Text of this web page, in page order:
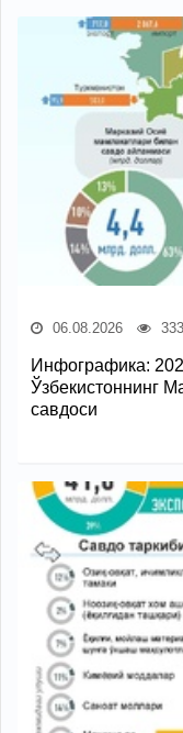
06.08.2026 333
Инфографика:
Ўзбекистоннинг
савдоси